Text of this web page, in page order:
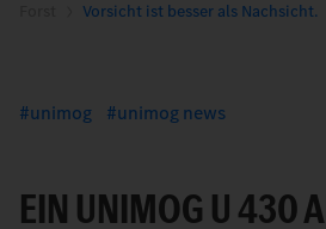
Vorsicht ist besser als Nachsicht.
unimog unimog news
EIN UNIMOG U 430